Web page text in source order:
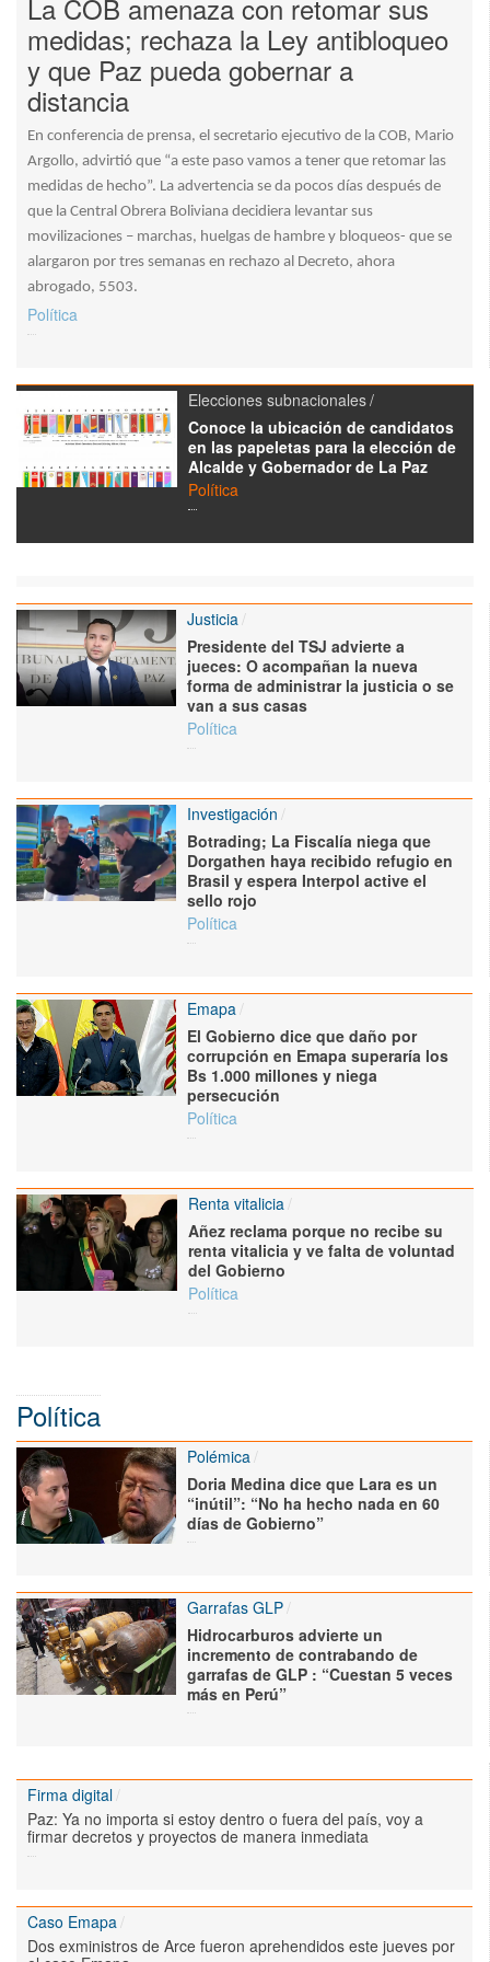
La COB amenaza con retomar sus
medidas; rechaza la Ley antibloqueo
y que Paz pueda gobernar a
distancia
En conferencia de prensa, el secretario ejecutivo de la COB, Mario
Argollo, advirtió que “a este paso vamos a tener que retomar las
medidas de hecho”. La advertencia se da pocos días después de
que la Central Obrera Boliviana decidiera levantar sus
movilizaciones – marchas, huelgas de hambre y bloqueos- que se
alargaron por tres semanas en rechazo al Decreto, ahora
abrogado, 5503.
Política
Elecciones subnacionales
Conoce la ubicación de candidatos
en las papeletas para la elección de
Alcalde y Gobernador de La Paz
Política
Justicia
Presidente del TSJ advierte a
jueces: O acompañan la nueva
forma de administrar la justicia o se
van a sus casas
Política
Investigación
Botrading; La Fiscalía niega que
Dorgathen haya recibido refugio en
Brasil y espera Interpol active el
sello rojo
Política
Emapa
El Gobierno dice que daño por
corrupción en Emapa superaría los
Bs 1.000 millones y niega
persecución
Política
Renta vitalicia
Añez reclama porque no recibe su
renta vitalicia y ve falta de voluntad
del Gobierno
Política
Política
Polémica
Doria Medina dice que Lara es un
“inútil”: “No ha hecho nada en 60
días de Gobierno”
Garrafas GLP
Hidrocarburos advierte un
incremento de contrabando de
garrafas de GLP : “Cuestan 5 veces
más en Perú”
Firma digital
Paz: Ya no importa si estoy dentro o fuera del país, voy a
firmar decretos y proyectos de manera inmediata
Caso Emapa
Dos exministros de Arce fueron aprehendidos este jueves por